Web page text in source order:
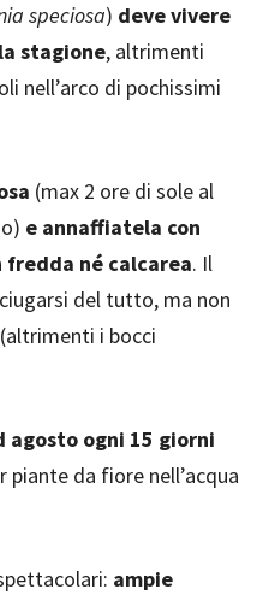
speciosa) deve vivere
stagione, altrimenti
nell’arco di pochissimi
(max 2 ore di sole al
e annaffiatela con
fredda né calcarea. Il
del tutto, ma non
i bocci
agosto ogni 15 giorni
da fiore nell’acqua
ampie